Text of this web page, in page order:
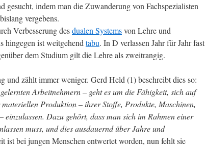
gesucht, indem man die Zuwanderung von Fachspezialisten
vergebens.
Verbesserung desdualen Systemsvon Lehre und
hingegen ist weitgehend tabu. In D verlassen Jahr für Jahr fast
dem Studium gilt die Lehre als zweitrangig.
und zählt immer weniger. Gerd Held (1) beschreibt dies so:
Arbeitnehmern – geht es um die Fähigkeit, sich auf
Produktion – ihrer Stoffe, Produkte, Maschinen,
einzulassen. Dazu gehört, dass man sich im Rahmen einer
muss, und dies ausdauernd über Jahre und
ist bei jungen Menschen entwertet worden, nun fehlt sie